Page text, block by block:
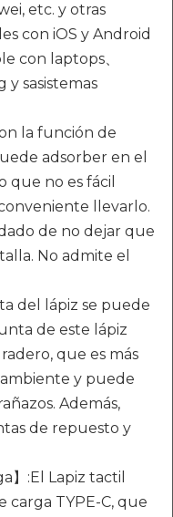
etc. y otras
con iOS y Android
con laptops、
y sasistemas
la función de
adsorber en el
que no es fácil
llevarlo.
de no dejar que
No admite el
del lápiz se puede
de este lápiz
que es más
y puede
Además,
de repuesto y
】:El Lapiz tactil
TYPE-C, que